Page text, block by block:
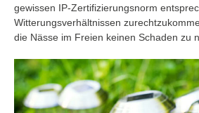
gewissen IP-Zertifizierungsnorm
Witterungsverhältnissen
die Nässe im Freien keinen Schaden zu